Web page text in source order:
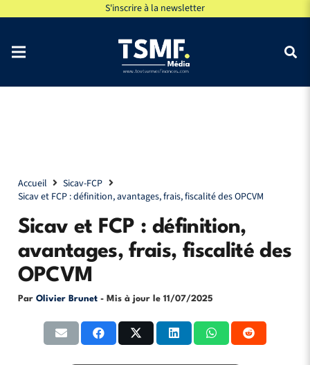
S'inscrire à la newsletter
Accueil
Sicav-FCP
Sicav et FCP : définition, avantages, frais, fiscalité des OPCVM
Sicav et FCP : définition,
avantages, frais, fiscalité des
OPCVM
Par Olivier Brunet - Mis à jour le 11/07/2025